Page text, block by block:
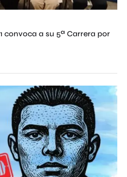
convoca a su 5ª Carrera por